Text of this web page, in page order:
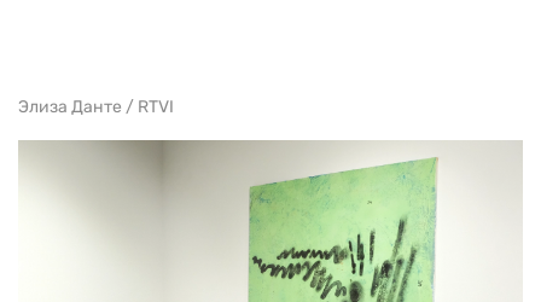
Элиза Данте / RTVI